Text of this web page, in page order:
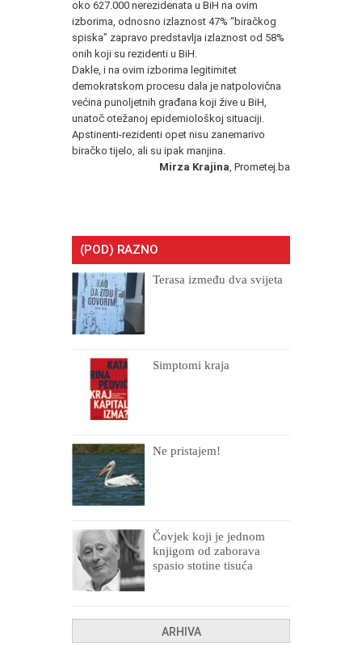
oko 627.000 nerezidenata u BiH na ovim
izborima, odnosno izlaznost 47% “biračkog
spiska” zapravo predstavlja izlaznost od 58%
onih koji su rezidenti u BiH.
Dakle, i na ovim izborima legitimitet
demokratskom procesu dala je natpolovična
većina punoljetnih građana koji žive u BiH,
unatoč otežanoj epidemiološkoj situaciji.
Apstinenti-rezidenti opet nisu zanemarivo
biračko tijelo, ali su ipak manjina.
Mirza Krajina, Prometej.ba
(POD) RAZNO
Terasa između dva svijeta
Simptomi kraja
Ne pristajem!
Čovjek koji je jednom
knjigom od zaborava
spasio stotine tisuća
ARHIVA